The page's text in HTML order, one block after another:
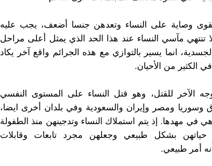
وصاية على النساء وتعدهن جنسا أضعف، يجب عليه
تنتهي مآسي النساء عند هذا الحد الذي يمثل أعلى مراحل
انما يسير بالتوازي مع هذه الجرائم واقع آخر يكاد
الكثير من الأحيان.
الآخر للقتل، وهو قتل النساء على المستوى النفسي
وسوريا ومصر وإيران والسعودية وفي بلدان أخرى ايضا،
في مهدها. إذ يتم استملاك النساء وتدجينهن منذ الطفولة
بشكل طبيعي وجعلهن مجرد تابعات وقابلات
أمر طبيعي.